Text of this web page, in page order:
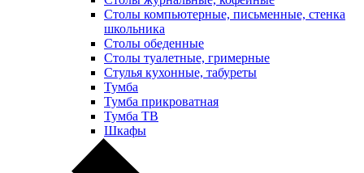
Столы компьютерные, письменные, стенка
школьника
Столы обеденные
Столы туалетные, гримерные
Стулья кухонные, табуреты
Тумба
Тумба прикроватная
Тумба ТВ
Шкафы